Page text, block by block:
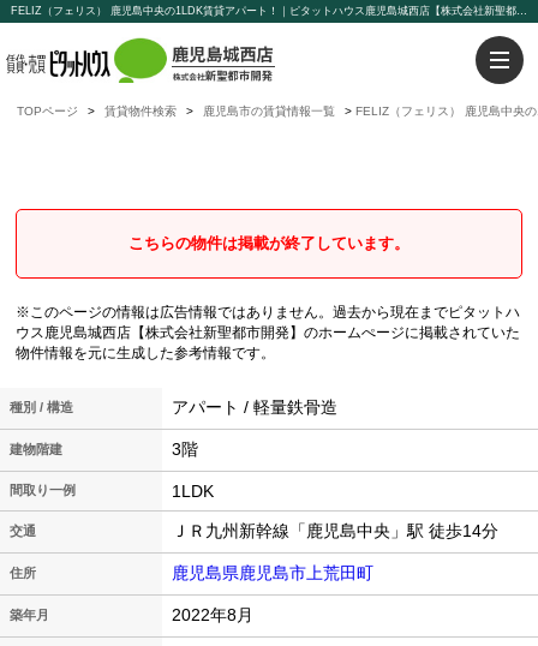
FELIZ（フェリス） 鹿児島中央の1LDK賃貸アパート！｜ピタットハウス鹿児島城西店【株式会社新聖都市開発】
TOPページ 賃貸物件検索 鹿児島市の賃貸情報一覧 FELIZ（フェリス） 鹿児島中央
こちらの物件は掲載が終了しています。
※このページの情報は広告情報ではありません。過去から現在までピタットハ
ウス鹿児島城西店【株式会社新聖都市開発】のホームぺージに掲載されていた
物件情報を元に生成した参考情報です。
種別 / 構造 アパート / 軽量鉄骨造
建物階建 3階
間取り一例 1LDK
交通 ＪＲ九州新幹線「鹿児島中央」駅 徒歩14分
住所 鹿児島県鹿児島市上荒田町
築年月 2022年8月